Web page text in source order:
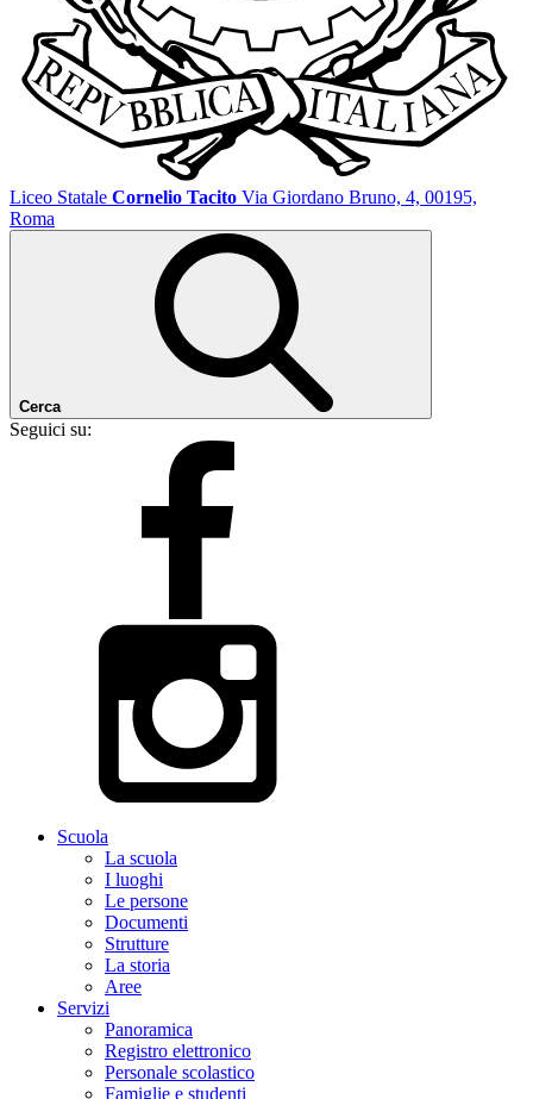
Liceo Statale Cornelio Tacito Via Giordano Bruno, 4, 00195,
Roma
Cerca
Seguici su:
Scuola
La scuola
I luoghi
Le persone
Documenti
Strutture
La storia
Aree
Servizi
Panoramica
Registro elettronico
Personale scolastico
Famiglie e studenti